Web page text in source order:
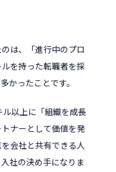
は、「進行中のプロ
を持った転職者を採
かったことです。
以上に「組織を成長
ナーとして価値を発
会社と共有できる人
社の決め手になりま